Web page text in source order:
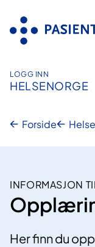
innhold
LOGG INN
HELSENORGE
Forside
INFORMASJON
Her finn du